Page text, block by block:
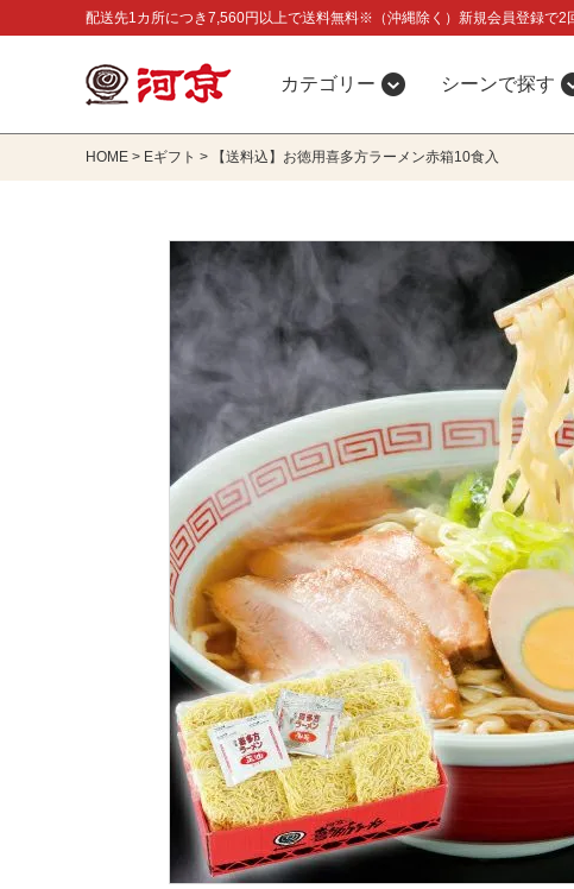
配送先1カ所につき7,560円以上で送料無料※（沖縄除く）新規会員登録で2
カテゴリー シーンで探す
HOME Eギフト 【送料込】お徳用喜多方ラーメン赤箱10食入